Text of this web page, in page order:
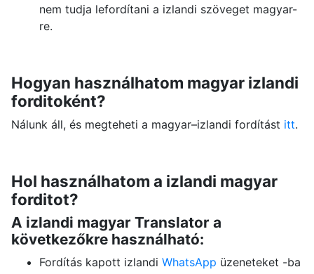
nem tudja lefordítani a izlandi szöveget magyar-
re.
Hogyan használhatom magyar izlandi
forditoként?
Nálunk áll, és megteheti a magyar–izlandi fordítást itt.
Hol használhatom a izlandi magyar
forditot?
A izlandi magyar Translator a
következőkre használható:
Fordítás kapott izlandi WhatsApp üzeneteket -ba